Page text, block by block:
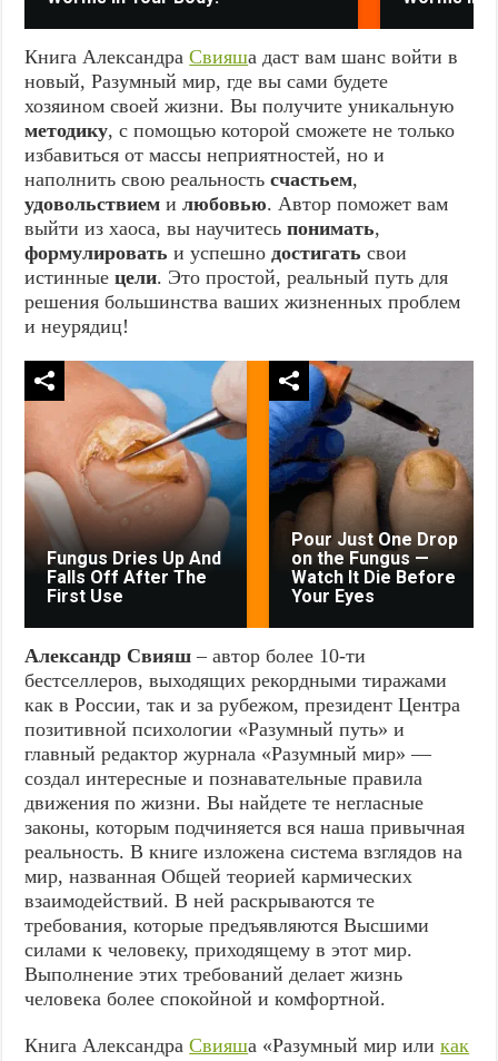
Книга АлександраСвияша даст вам шанс войти в
новый, Разумный мир, где вы сами будете
хозяином своей жизни. Вы получите уникальную
методику, с помощью которой сможете не только
избавиться от массы неприятностей, но и
наполнить свою реальностьсчастьем,
удовольствием илюбовью. Автор поможет вам
выйти из хаоса, вы научитесьпонимать,
формулировать и успешнодостигать свои
истинныецели. Это простой, реальный путь для
решения большинства ваших жизненных проблем
и неурядиц!
Fungus Dries Up And
Falls Off After The
First Use
Pour Just One Drop
on the Fungus —
Watch It Die Before
Your Eyes
Александр Свияш – автор более 10-ти
бестселлеров, выходящих рекордными тиражами
как в России, так и за рубежом, президент Центра
позитивной психологии «Разумный путь» и
главный редактор журнала «Разумный мир» —
создал интересные и познавательные правила
движения по жизни. Вы найдете те негласные
законы, которым подчиняется вся наша привычная
реальность. В книге изложена система взглядов на
мир, названная Общей теорией кармических
взаимодействий. В ней раскрываются те
требования, которые предъявляются Высшими
силами к человеку, приходящему в этот мир.
Выполнение этих требований делает жизнь
человека более спокойной и комфортной.
Книга АлександраСвияша «Разумный мир иликак